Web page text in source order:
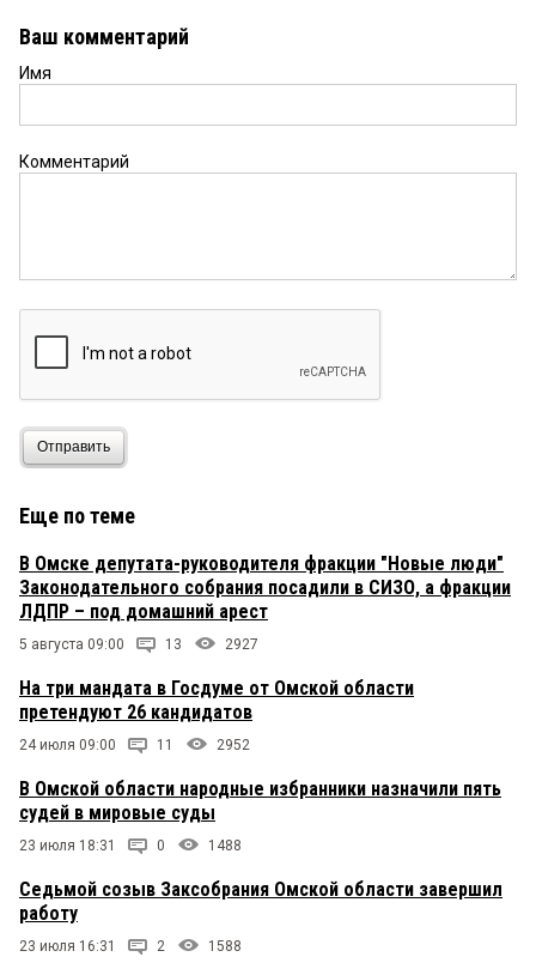
Ваш комментарий
Имя
Комментарий
Отправить
Еще по теме
В Омске депутата-руководителя фракции "Новые люди"
Законодательного собрания посадили в СИЗО, а фракции
ЛДПР – под домашний арест
5 августа 09:00 13 2927
На три мандата в Госдуме от Омской области
претендуют 26 кандидатов
24 июля 09:00 11 2952
В Омской области народные избранники назначили пять
судей в мировые суды
23 июля 18:31 0 1488
Седьмой созыв Заксобрания Омской области завершил
работу
23 июля 16:31 2 1588